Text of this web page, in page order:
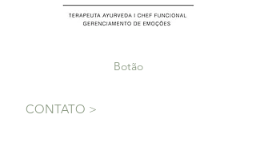
Botão
CONTATO >